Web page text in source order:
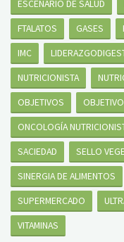
ESCENARIO DE SALUD
FTALATOS
GASES
IMC
NUTRICIONISTA
OBJETIVOS
ONCOLOGÍA
SACIEDAD
SELLO
SINERGIA DE ALIMENTOS
SUPERMERCADO
VITAMINAS